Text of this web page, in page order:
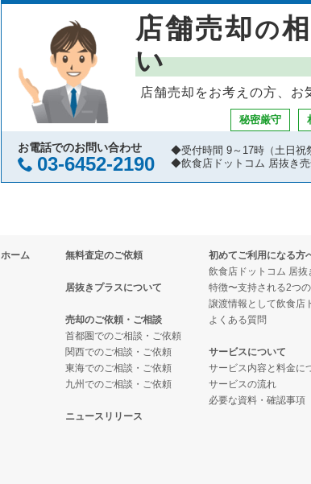
店舗売却の
い
店舗売却をお考えの方、お
秘密厳守
お電話でのお問い合わせ
03-6452-2190
◆受付時間 9～17時（土日祝
◆飲食店ドットコム 居抜き
ホーム 無料査定のご依頼
居抜きプラスについて
売却のご依頼・ご相談
首都圏でのご相談・ご依頼
関西でのご相談・ご依頼
東海でのご相談・ご依頼
九州でのご相談・ご依頼
ニュースリリース
初めてご利用になる方
飲食店ドットコム 居抜
特徴〜支持される2つ
譲渡情報として飲食店
よくある質問
サービスについて
サービス内容と料金に
サービスの流れ
必要な資料・確認事項